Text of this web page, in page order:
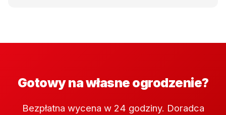
Gotowy na własne ogrodzenie?
Bezpłatna wycena w 24 godziny. Doradca